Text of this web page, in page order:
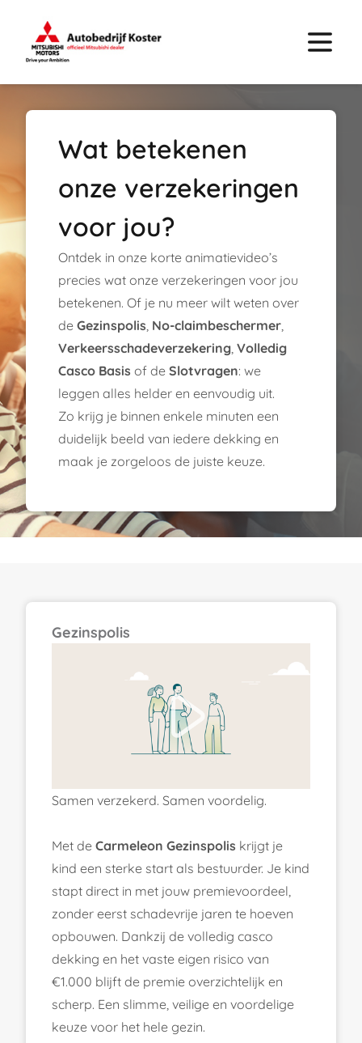
Wat betekenen
onze verzekeringen
voor jou?
Ontdek in onze korte animatievideo’s
precies wat onze verzekeringen voor jou
betekenen. Of je nu meer wilt weten over
de Gezinspolis No-claimbeschermer
Verkeersschadeverzekering Volledig
Casco Basis of de Slotvragen: we
leggen alles helder en eenvoudig uit.
Zo krijg je binnen enkele minuten een
duidelijk beeld van iedere dekking en
maak je zorgeloos de juiste keuze.
Gezinspolis
Samen verzekerd. Samen voordelig.
Met de Carmeleon Gezinspolis krijgt je
kind een sterke start als bestuurder. Je kind
stapt direct in met jouw premievoordeel,
zonder eerst schadevrije jaren te hoeven
opbouwen. Dankzij de volledig casco
dekking en het vaste eigen risico van
€1.000 blijft de premie overzichtelijk en
scherp. Een slimme, veilige en voordelige
keuze voor het hele gezin.